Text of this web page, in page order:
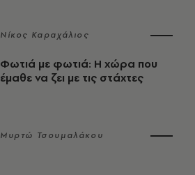
Νίκος Καραχάλιος
Φωτιά με φωτιά: Η χώρα που
έμαθε να ζει με τις στάχτες
Μυρτώ Τσουμαλάκου